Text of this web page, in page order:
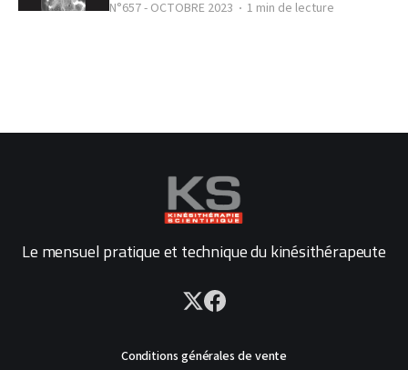
N°657 - OCTOBRE 2023 1 min de lecture
Le mensuel pratique et technique du kinésithérapeute
Conditions générales de vente